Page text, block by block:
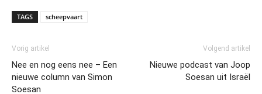
TAGS scheepvaart
Vorig artikel
Nee en nog eens nee – Een
nieuwe column van Simon
Soesan
Volgend artikel
Nieuwe podcast van Joop
Soesan uit Israël